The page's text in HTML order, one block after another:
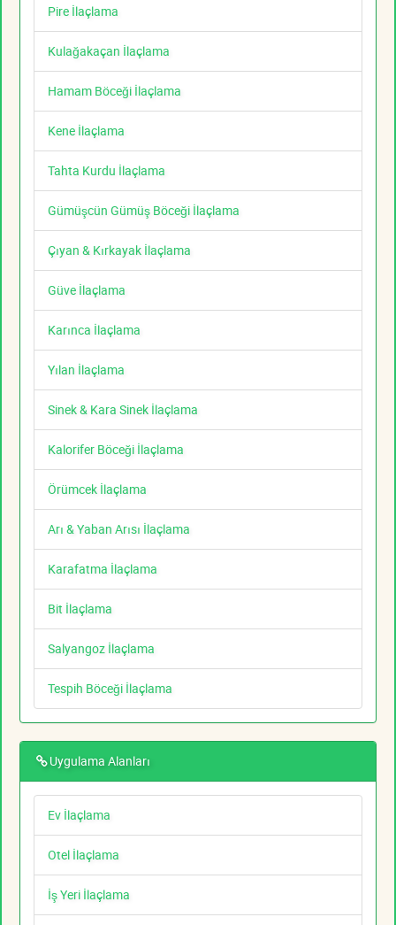
Pire İlaçlama
Kulağakaçan İlaçlama
Hamam Böceği İlaçlama
Kene İlaçlama
Tahta Kurdu İlaçlama
Gümüşcün Gümüş Böceği İlaçlama
Çıyan & Kırkayak İlaçlama
Güve İlaçlama
Karınca İlaçlama
Yılan İlaçlama
Sinek & Kara Sinek İlaçlama
Kalorifer Böceği İlaçlama
Örümcek İlaçlama
Arı & Yaban Arısı İlaçlama
Karafatma İlaçlama
Bit İlaçlama
Salyangoz İlaçlama
Tespih Böceği İlaçlama
Uygulama Alanları
Ev İlaçlama
Otel İlaçlama
İş Yeri İlaçlama